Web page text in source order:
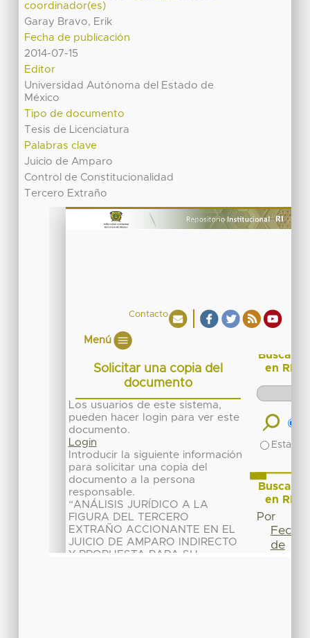
coordinador(es)
Garay Bravo, Erik
Fecha de publicación
2014-07-15
Editor
Universidad Autónoma del Estado de
México
Tipo de documento
Tesis de Licenciatura
Palabras clave
Juicio de Amparo
Control de Constitucionalidad
Tercero Extraño